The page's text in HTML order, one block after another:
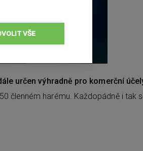
určen výhradně pro komerční
členném harému. Každopádně i tak
VŠE